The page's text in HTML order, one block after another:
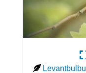
Levantbulbul